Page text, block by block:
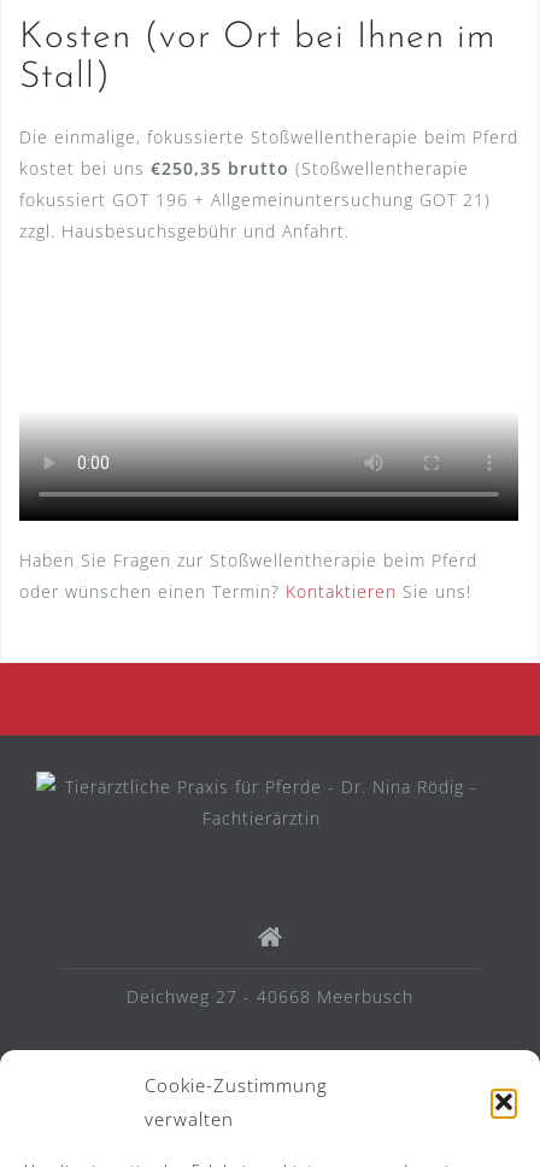
Cookie-Zustimmung
verwalten
Kosten (vor Ort bei Ihnen im
Stall)
Die einmalige, fokussierte Stoßwellentherapie beim Pferd
kostet bei uns €250,35 brutto (Stoßwellentherapie
fokussiert GOT 196 + Allgemeinuntersuchung GOT 21)
zzgl. Hausbesuchsgebühr und Anfahrt.
Haben Sie Fragen zur Stoßwellentherapie beim Pferd
oder wünschen einen Termin? Kontaktieren Sie uns!
Deichweg 27 - 40668 Meerbusch